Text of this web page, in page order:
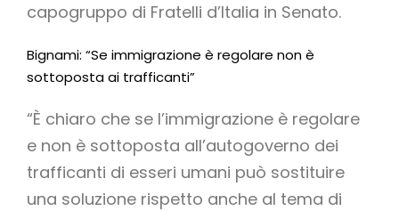
capogruppo di Fratelli d’Italia in Senato.
Bignami: “Se immigrazione è regolare non è
sottoposta ai trafficanti”
“È chiaro che se l’immigrazione è regolare
e non è sottoposta all’autogoverno dei
trafficanti di esseri umani può sostituire
una soluzione rispetto anche al tema di